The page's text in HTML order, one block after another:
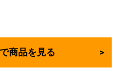
商品を見る